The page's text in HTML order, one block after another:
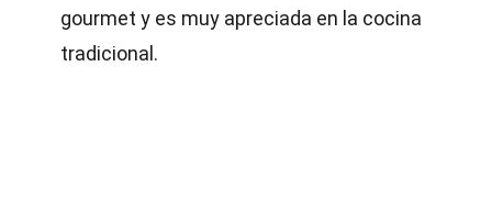
gourmet y es muy apreciada en la cocina
tradicional.